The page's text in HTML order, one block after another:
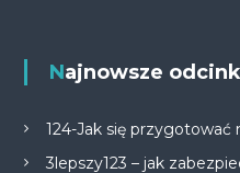
Najnowsze
124-Jak się
3lepszy123 – jak